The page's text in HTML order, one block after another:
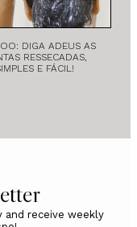
DIGA ADEUS AS
RESSECADAS,
E FÁCIL!
receive weekly